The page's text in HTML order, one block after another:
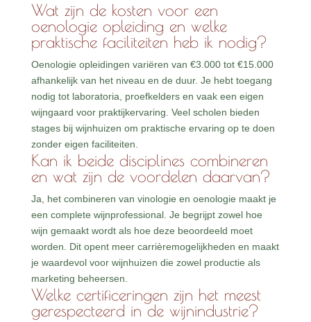
Wat zijn de kosten voor een
oenologie opleiding en welke
praktische faciliteiten heb ik nodig?
Oenologie opleidingen variëren van €3.000 tot €15.000
afhankelijk van het niveau en de duur. Je hebt toegang
nodig tot laboratoria, proefkelders en vaak een eigen
wijngaard voor praktijkervaring. Veel scholen bieden
stages bij wijnhuizen om praktische ervaring op te doen
zonder eigen faciliteiten.
Kan ik beide disciplines combineren
en wat zijn de voordelen daarvan?
Ja, het combineren van vinologie en oenologie maakt je
een complete wijnprofessional. Je begrijpt zowel hoe
wijn gemaakt wordt als hoe deze beoordeeld moet
worden. Dit opent meer carrièremogelijkheden en maakt
je waardevol voor wijnhuizen die zowel productie als
marketing beheersen.
Welke certificeringen zijn het meest
gerespecteerd in de wijnindustrie?